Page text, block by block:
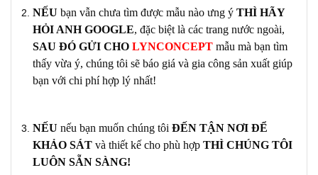
NẾU bạn vẫn chưa tìm được mẫu nào ưng ý THÌ HÃY
HỎI ANH GOOGLE, đặc biệt là các trang nước ngoài,
SAU ĐÓ GỬI CHO LYNCONCEPT mẫu mà bạn tìm
thấy vừa ý, chúng tôi sẽ báo giá và gia công sản xuất giúp
bạn với chi phí hợp lý nhất!
NẾU nếu bạn muốn chúng tôi ĐẾN TẬN NƠI ĐỂ
KHẢO SÁT và thiết kế cho phù hợp THÌ CHÚNG TÔI
LUÔN SẴN SÀNG!